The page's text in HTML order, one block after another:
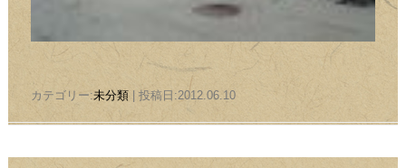
カテゴリー:未分類| 投稿日:2012.06.10